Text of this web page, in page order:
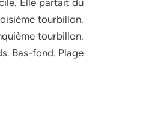
Elle partait du
tourbillon.
tourbillon.
Bas-fond. Plage